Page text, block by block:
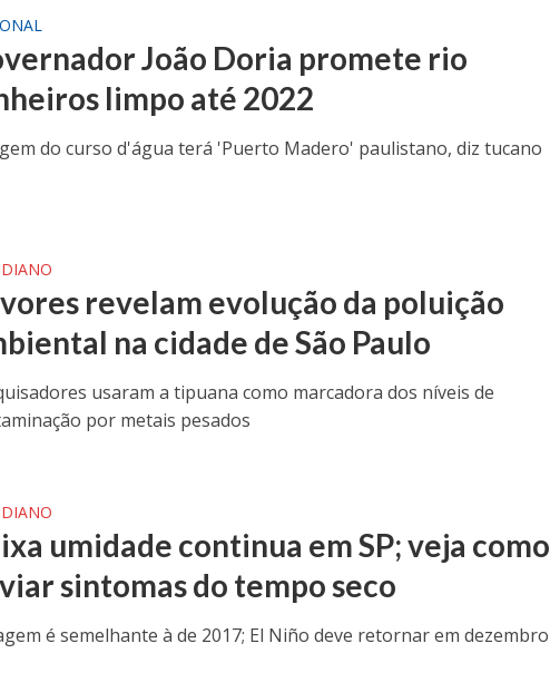
João Doria promete rio
limpo até 2022
do curso d'água terá 'Puerto Madero' paulistano, diz tucano
revelam evolução da poluição
na cidade de São Paulo
usaram a tipuana como marcadora dos níveis de
por metais pesados
umidade continua em SP; veja como
sintomas do tempo seco
é semelhante à de 2017; El Niño deve retornar em dezembro